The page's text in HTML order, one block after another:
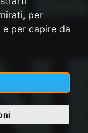
per
per capire da